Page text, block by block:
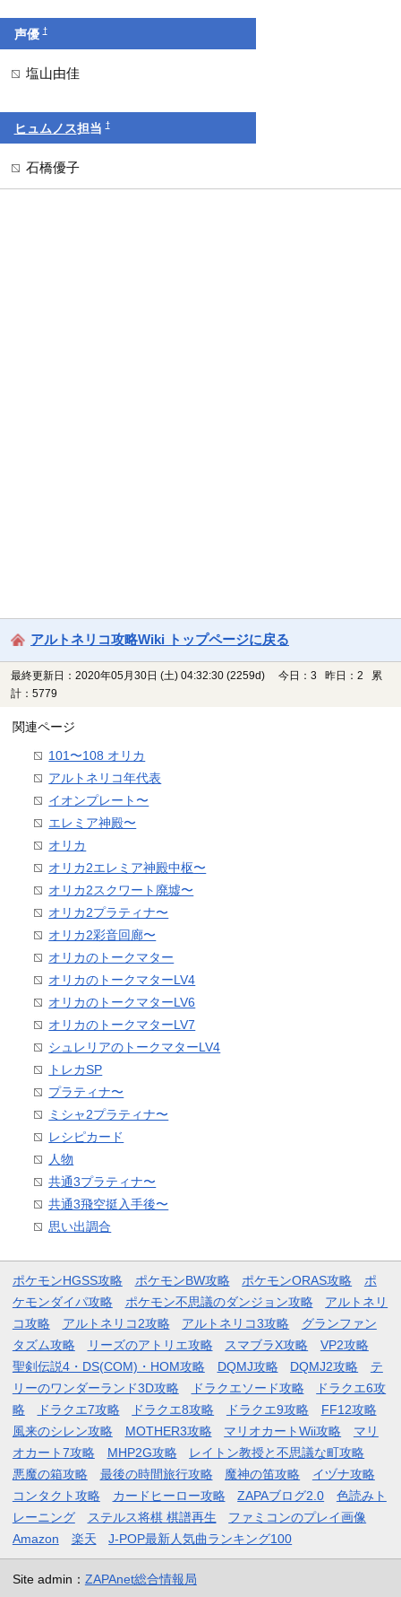
声優†
塩山由佳
ヒュムノス担当†
石橋優子
アルトネリコ攻略Wiki トップページに戻る
最終更新日：2020年05月30日 (土) 04:32:30 (2259d)
今日：3 昨日：2 累
計：5779
関連ページ
101〜108 オリカ
アルトネリコ年代表
イオンプレート〜
エレミア神殿〜
オリカ
オリカ2エレミア神殿中枢〜
オリカ2スクワート廃墟〜
オリカ2プラティナ〜
オリカ2彩音回廊〜
オリカのトークマター
オリカのトークマターLV4
オリカのトークマターLV6
オリカのトークマターLV7
シュレリアのトークマターLV4
トレカSP
プラティナ〜
ミシャ2プラティナ〜
レシピカード
人物
共通3プラティナ〜
共通3飛空挺入手後〜
思い出調合
ポケモンHGSS攻略 ポケモンBW攻略 ポケモンORAS攻略
ポ
ケモンダイパ攻略
ポケモン不思議のダンジョン攻略
アルトネリ
コ攻略
アルトネリコ2攻略 アルトネリコ3攻略
グランファン
タズム攻略
リーズのアトリエ攻略 スマブラX攻略
VP2攻略
聖剣伝説4・DS(COM)・HOM攻略
DQMJ攻略 DQMJ2攻略
テ
リーのワンダーランド3D攻略
ドラクエソード攻略
ドラクエ6攻
略
ドラクエ7攻略 ドラクエ8攻略 ドラクエ9攻略
FF12攻略
風来のシレン攻略
MOTHER3攻略 マリオカートWii攻略
マリ
オカート7攻略
MHP2G攻略
レイトン教授と不思議な町攻略
悪魔の箱攻略
最後の時間旅行攻略 魔神の笛攻略
イヅナ攻略
コンタクト攻略
カードヒーロー攻略 ZAPAブログ2.0
色読みト
レーニング
ステルス将棋 棋譜再生
ファミコンのプレイ画像
Amazon
楽天 J-POP最新人気曲ランキング100
Site admin： ZAPAnet総合情報局